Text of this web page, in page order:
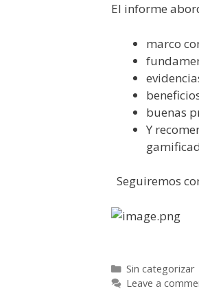
El informe
marco
buenas
Y
Seguiremos
Categories
Sin categorizar
Leave a